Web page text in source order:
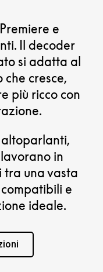
e
Il decoder
si adatta al
che cresce,
più ricco con
altoparlanti,
in
tra una vasta
e
ideale.